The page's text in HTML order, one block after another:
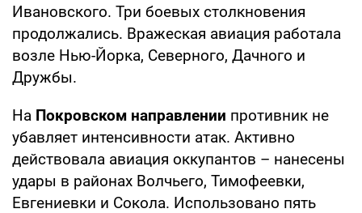
Ивановского. Три боевых столкновения
продолжались. Вражеская авиация работала
возле Нью-Йорка, Северного, Дачного и
Дружбы.
На Покровском направлении противник не
убавляет интенсивности атак. Активно
действовала авиация оккупантов – нанесены
удары в районах Волчьего, Тимофеевки,
Евгениевки и Сокола. Использовано пять